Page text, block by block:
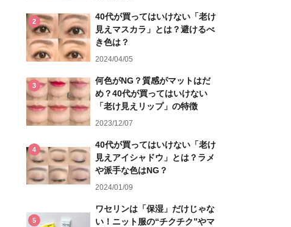
2
40代が買ってはいけない「老け
見えマスカラ」とは？避けるべ
き色は？
2024/04/05
3
何色がNG？質感がマットはだ
め？40代が買ってはいけない
「老け見えリップ」の特徴
2023/12/07
4
40代が買ってはいけない「老け
見えアイシャドウ」とは？ラメ
や派手な色はNG？
2024/01/09
5
ワセリンは「保湿」だけじゃな
い！ニット服の“チクチク”やマ